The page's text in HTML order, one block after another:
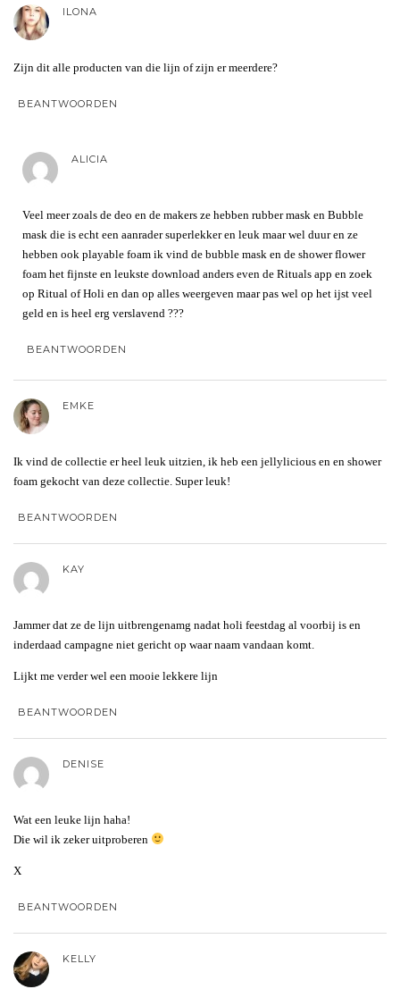
ILONA
Zijn dit alle producten van die lijn of zijn er meerdere?
BEANTWOORDEN
ALICIA
Veel meer zoals de deo en de makers ze hebben rubber mask en Bubble
mask die is echt een aanrader superlekker en leuk maar wel duur en ze
hebben ook playable foam ik vind de bubble mask en de shower flower
foam het fijnste en leukste download anders even de Rituals app en zoek
op Ritual of Holi en dan op alles weergeven maar pas wel op het ijst veel
geld en is heel erg verslavend ???
BEANTWOORDEN
EMKE
Ik vind de collectie er heel leuk uitzien, ik heb een jellylicious en en shower
foam gekocht van deze collectie. Super leuk!
BEANTWOORDEN
KAY
Jammer dat ze de lijn uitbrengenamg nadat holi feestdag al voorbij is en
inderdaad campagne niet gericht op waar naam vandaan komt.
Lijkt me verder wel een mooie lekkere lijn
BEANTWOORDEN
DENISE
Wat een leuke lijn haha!
Die wil ik zeker uitproberen
X
BEANTWOORDEN
KELLY